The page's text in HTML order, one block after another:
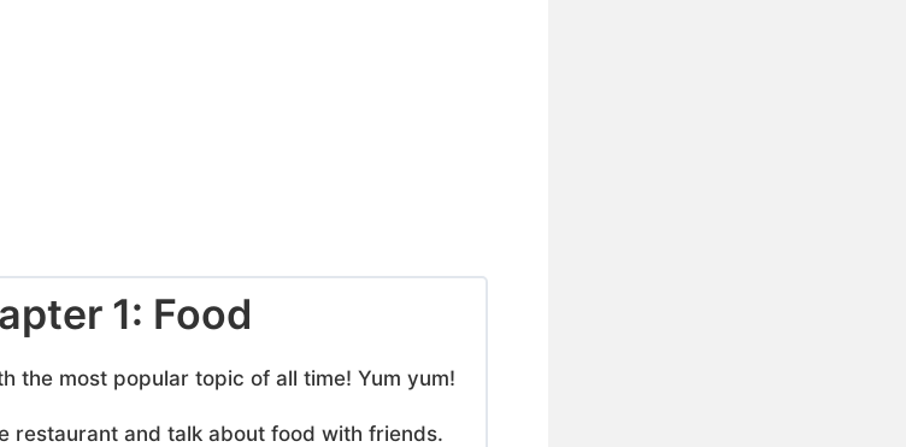
1: Food
the most popular topic of all time! Yum yum!
restaurant and talk about food with friends.